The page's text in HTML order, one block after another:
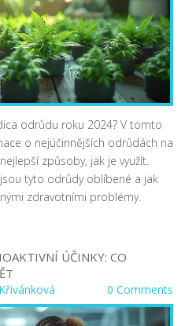
odrůdu roku 2024? V tomto
o nejúčinnějších odrůdách na
způsoby, jak je využít.
tyto odrůdy oblíbené a jak
zdravotními problémy.
ÚČINKY: CO
0 Comments